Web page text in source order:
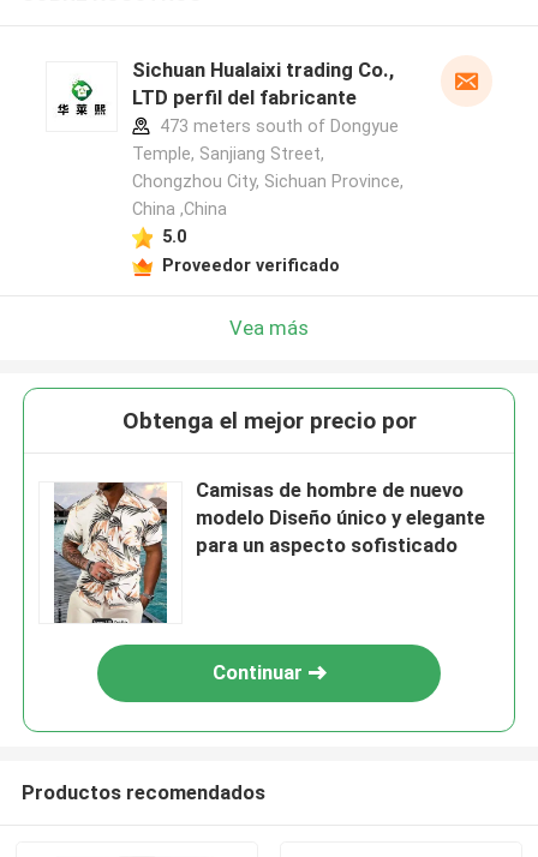
Sichuan Hualaixi trading Co.,
LTD perfil del fabricante
473 meters south of Dongyue
Temple, Sanjiang Street,
Chongzhou City, Sichuan Province,
China ,China
5.0
Proveedor verificado
Vea más
Obtenga el mejor precio por
Camisas de hombre de nuevo
modelo Diseño único y elegante
para un aspecto sofisticado
Continuar
Productos recomendados